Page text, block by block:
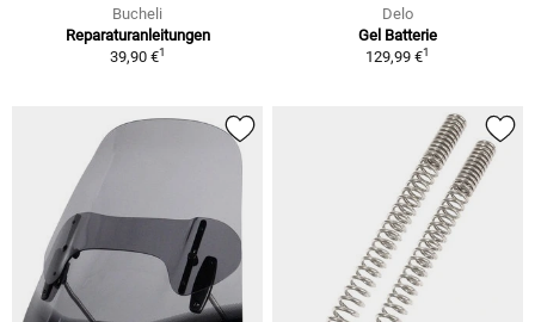
Bucheli
Reparaturanleitungen
39,90 €1
Delo
Gel Batterie
129,99 €1